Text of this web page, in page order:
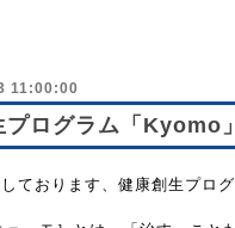
11:00:00
プログラム「Kyomo
ております、健康創生プロ